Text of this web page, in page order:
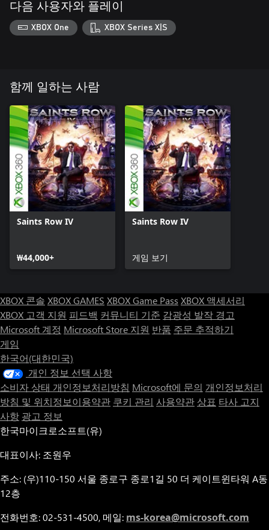
다음 사용자와 플레이
XBOX One XBOX Series X|S
함께 일하는 사람
Saints Row IV
₩44,000+
Saints Row IV
게임 보기
XBOX 콘솔 XBOX GAMES XBOX Game Pass XBOX 액세서리
XBOX 고객 지원 피드백 커뮤니티 기준 감광성 발작 경고
Microsoft 계정 Microsoft Store 지원 반품 주문 추적하기
게임
한국어(대한민국)
개인 정보 선택 사항
소비자 상태 개인정보처리방침 Microsoft에 문의 개인정보처리
방침 및 위치정보이용약관 쿠키 관리 사용약관 상표 타사 고지
사항 광고 정보
한국마이크로소프트(유)
대표이사: 조원우
주소: (우)110-150 서울 종로구 종로1길 50 더 케이트윈타워 A동
12층
전화번호: 02-531-4500, 메일: ms-korea@microsoft.com